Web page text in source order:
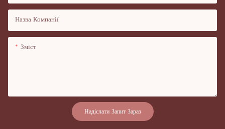
Назва Компанії
Зміст
Надіслати Запит Зараз